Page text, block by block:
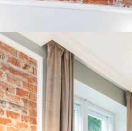
Polskiego